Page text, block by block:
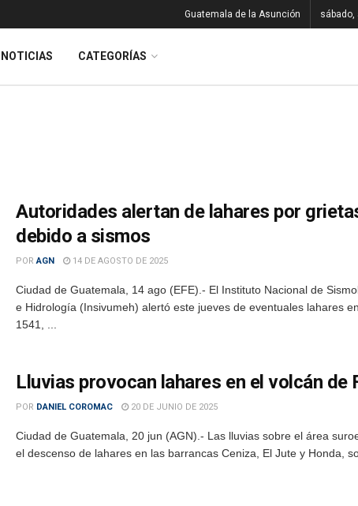
Guatemala de la Asunción sábado,
NOTICIAS CATEGORÍAS
Autoridades alertan de lahares por
debido a sismos
POR AGN 14 DE AGOSTO DE 2025
Ciudad de Guatemala, 14 ago (EFE).- El Instituto Nacional de
e Hidrología (Insivumeh) alertó este jueves de eventuales lahares
1541, ...
Lluvias provocan lahares en el volcán de
POR DANIEL COROMAC 20 DE JUNIO DE 2025
Ciudad de Guatemala, 20 jun (AGN).- Las lluvias sobre el área
el descenso de lahares en las barrancas Ceniza, El Jute y Honda,